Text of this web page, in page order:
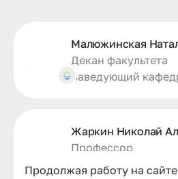
Продолжая работу на
Малюжинская
Декан факультета
Заведующий
Жаркин Николай
Профессор